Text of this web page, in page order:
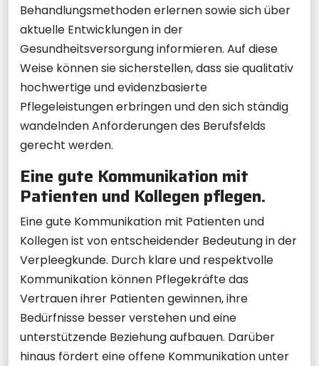
Behandlungsmethoden erlernen sowie sich über
aktuelle Entwicklungen in der
Gesundheitsversorgung informieren. Auf diese
Weise können sie sicherstellen, dass sie qualitativ
hochwertige und evidenzbasierte
Pflegeleistungen erbringen und den sich ständig
wandelnden Anforderungen des Berufsfelds
gerecht werden.
Eine gute Kommunikation mit
Patienten und Kollegen pflegen.
Eine gute Kommunikation mit Patienten und
Kollegen ist von entscheidender Bedeutung in der
Verpleegkunde. Durch klare und respektvolle
Kommunikation können Pflegekräfte das
Vertrauen ihrer Patienten gewinnen, ihre
Bedürfnisse besser verstehen und eine
unterstützende Beziehung aufbauen. Darüber
hinaus fördert eine offene Kommunikation unter